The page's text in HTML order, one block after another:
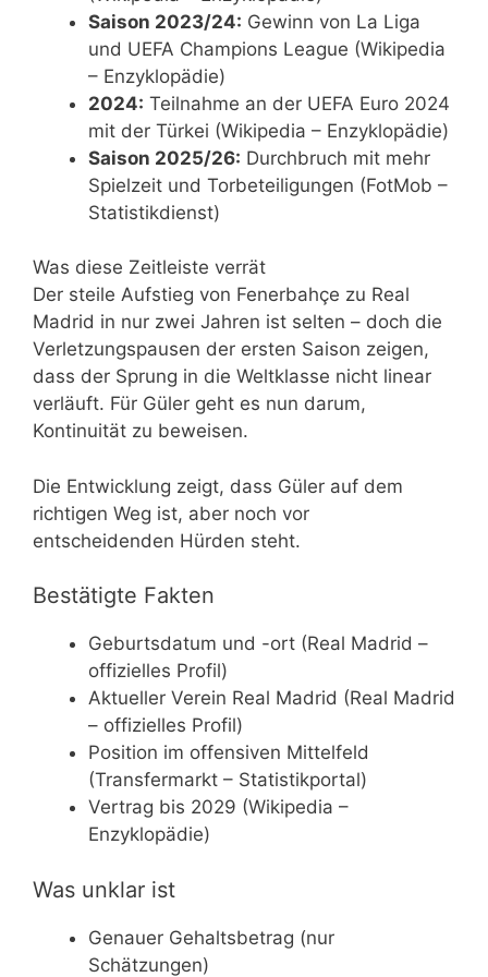
Saison 2023/24: Gewinn von La Liga
und UEFA Champions League (Wikipedia
– Enzyklopädie)
2024: Teilnahme an der UEFA Euro 2024
mit der Türkei (Wikipedia – Enzyklopädie)
Saison 2025/26: Durchbruch mit mehr
Spielzeit und Torbeteiligungen (FotMob –
Statistikdienst)
Was diese Zeitleiste verrät
Der steile Aufstieg von Fenerbahçe zu Real
Madrid in nur zwei Jahren ist selten – doch die
Verletzungspausen der ersten Saison zeigen,
dass der Sprung in die Weltklasse nicht linear
verläuft. Für Güler geht es nun darum,
Kontinuität zu beweisen.
Die Entwicklung zeigt, dass Güler auf dem
richtigen Weg ist, aber noch vor
entscheidenden Hürden steht.
Bestätigte Fakten
Geburtsdatum und -ort (Real Madrid –
offizielles Profil)
Aktueller Verein Real Madrid (Real Madrid
– offizielles Profil)
Position im offensiven Mittelfeld
(Transfermarkt – Statistikportal)
Vertrag bis 2029 (Wikipedia –
Enzyklopädie)
Was unklar ist
Genauer Gehaltsbetrag (nur
Schätzungen)